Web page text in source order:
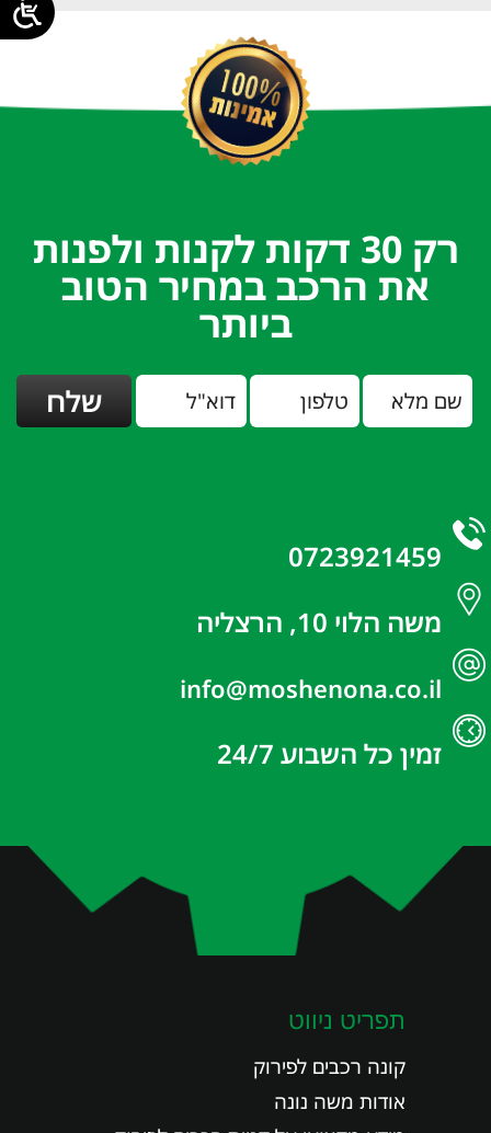
רק 30 דקות לקנות ולפנות
את הרכב במחיר הטוב
ביותר
0723921459
משה הלוי 10, הרצליה
info@moshenona.co.il
זמין כל השבוע 24/7
תפריט ניווט
קונה רכבים לפירוק
אודות משה נונה